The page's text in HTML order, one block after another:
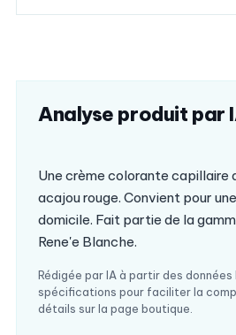
Analyse produit par
Une crème colorante capillaire
acajou rouge. Convient pour
domicile. Fait partie de la
Rene'e Blanche.
Rédigée par IA à partir des
spécifications pour faciliter la
détails sur la page boutique.